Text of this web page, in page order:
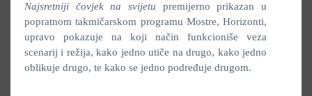
Najsretniji čovjek na svijetu premijerno prikazan u
popratnom takmičarskom programu Mostre, Horizonti,
upravo pokazuje na koji način funkcioniše veza
scenarij i režija, kako jedno utiče na drugo, kako jedno
oblikuje drugo, te kako se jedno podređuje drugom.